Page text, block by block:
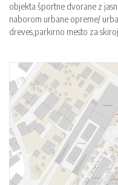
objekta športne dvorane z
naborom urbane opreme/
dreves,parkirno mesto za